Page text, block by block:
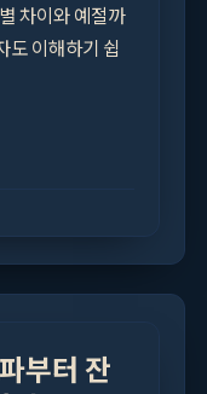
차이와 예절까
도 이해하기 쉽
부터 잔